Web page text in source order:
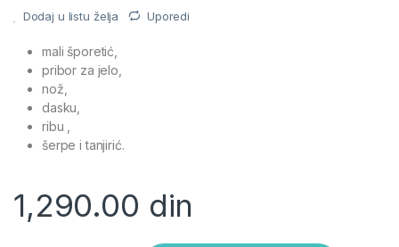
Dodaj u listu želja Uporedi
mali šporetić,
pribor za jelo,
nož,
dasku,
ribu ,
šerpe i tanjirić.
1,290.00 din